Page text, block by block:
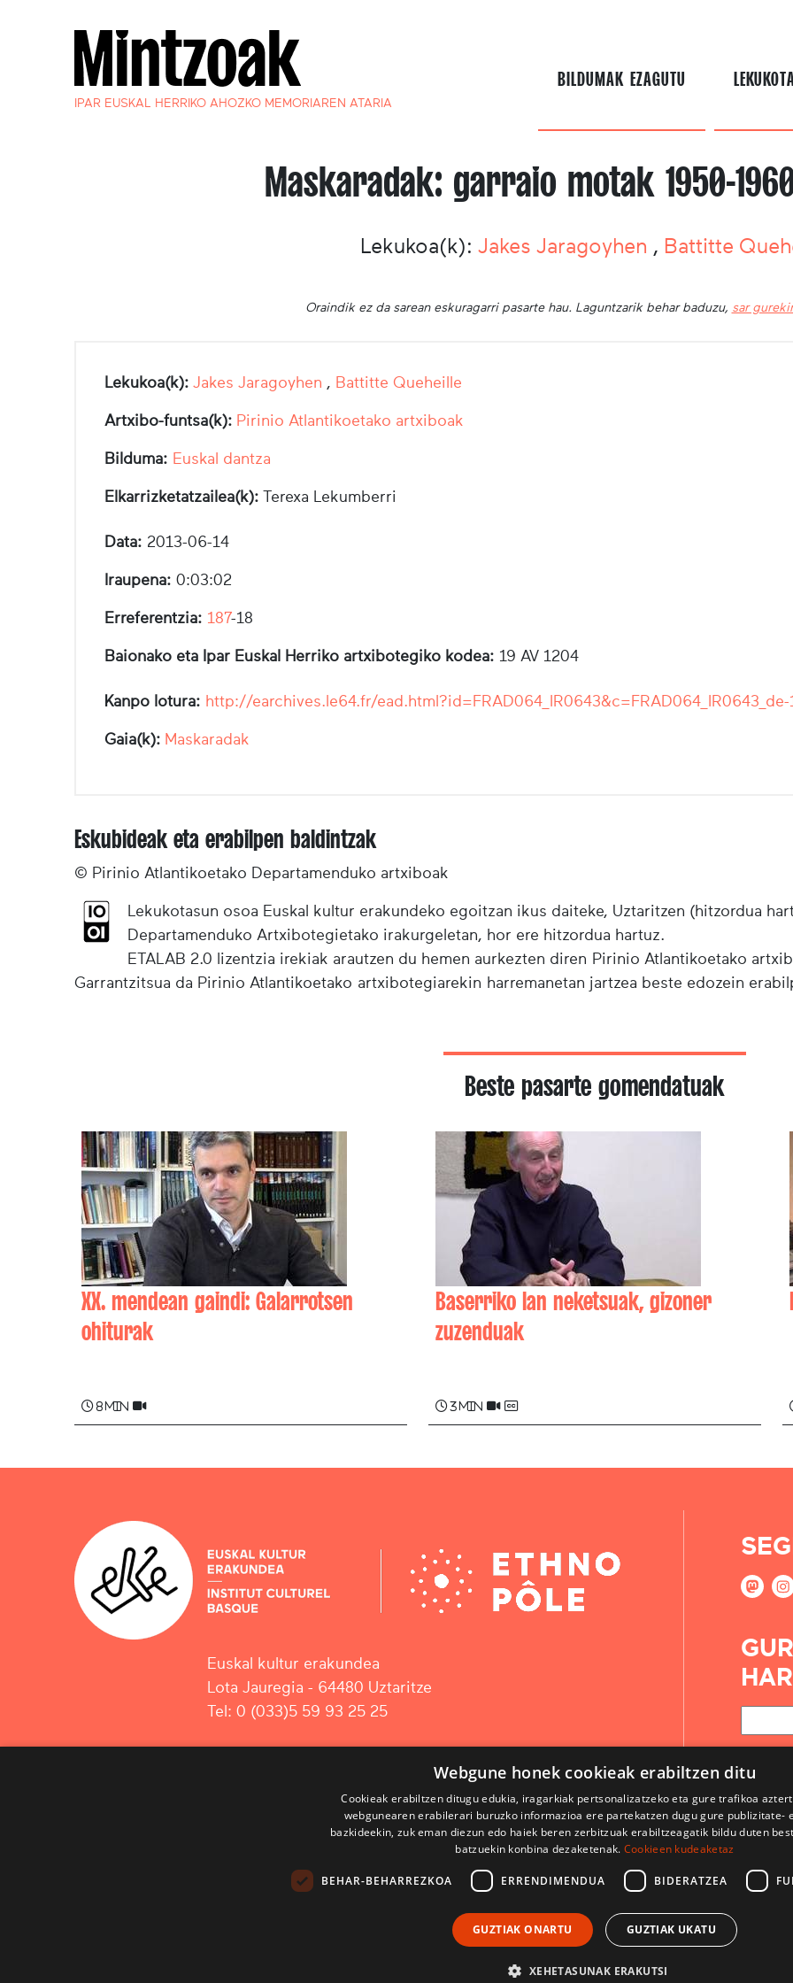
IPAR EUSKAL HERRIKO AHOZKO MEMORIAREN ATARIA
BILDUMAK EZAGUTU
Maskaradak: garraio motak 1950-
Lekukoa(k): Jakes Jaragoyhen , Battitte
Oraindik ez da sarean eskuragarri pasarte hau. Laguntzarik behar baduzu, sar
Lekukoa(k): Jakes Jaragoyhen , Battitte Queheille
Artxibo-funtsa(k): Pirinio Atlantikoetako artxiboak
Bilduma: Euskal dantza
Elkarrizketatzailea(k): Terexa Lekumberri
Data: 2013-06-14
Iraupena: 0:03:02
Erreferentzia: 187-18
Baionako eta Ipar Euskal Herriko artxibotegiko kodea: 19 AV 1204
Kanpo lotura: http://earchives.le64.fr/ead.html?id=FRAD064_IR0643&c=FRAD064_IR0643_de-
Gaia(k): Maskaradak
Eskubideak eta erabilpen baldintzak
© Pirinio Atlantikoetako Departamenduko artxiboak
Lekukotasun osoa Euskal kultur erakundeko egoitzan ikus daiteke, Uztaritzen (hitzordua
Departamenduko Artxibotegietako irakurgeletan, hor ere hitzordua hartuz.
ETALAB 2.0 lizentzia irekiak arautzen du hemen aurkezten diren Pirinio Atlantikoetako
Garrantzitsua da Pirinio Atlantikoetako artxibotegiarekin harremanetan jartzea beste edozein
Beste pasarte gomendatuak
XX. mendean gaindi: Galarrotsen
ohiturak
8 min
Baserriko lan neketsuak, gizoner
zuzenduak
3 min
Euskal kultur erakundea
Lota Jauregia - 64480 Uztaritze
Tel: 0 (033)5 59 93 25 25
KONTAKTUA
ERABILPEN BALDINTZAK
CodeSyntax-ek garatua. Softwarea:
Webgune honek cookieak erabiltzen ditu
Cookieak erabiltzen ditugu edukia, iragarkiak pertsonalizatzeko eta gure trafikoa
webgunearen erabilerari buruzko informazioa ere partekatzen dugu gure publizitate-
bazkideekin, zuk eman diezun edo haiek beren zerbitzuak erabiltzeagatik bildu duten
batzuekin konbina dezaketenak. Cookieen kudeaketaz
BEHAR-BEHARREZKOA ERRENDIMENDUA BIDERATZEA
GUZTIAK ONARTU GUZTIAK UKATU
XEHETASUNAK ERAKUTSI